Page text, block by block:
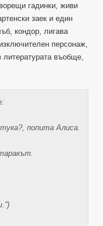
гадинки, живи
заек и един
кондор, лигава
персонаж,
литературата въобще,
:
попита Алиса.